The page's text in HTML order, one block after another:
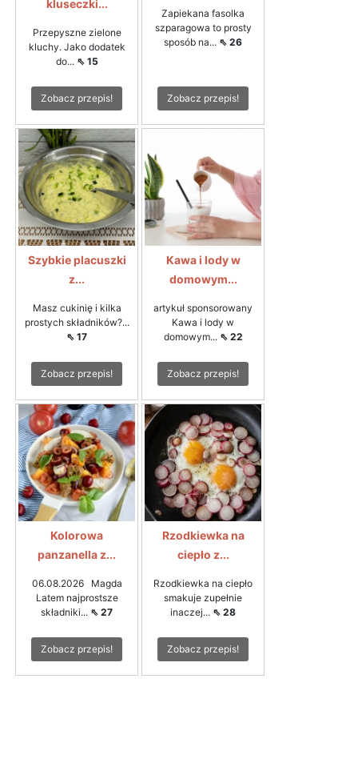
kluseczki...
Przepyszne zielone
kluchy. Jako dodatek
do... ⇖ 15
Zobacz przepis!
Zapiekana fasolka
szparagowa to prosty
sposób na... ⇖ 26
Zobacz przepis!
Szybkie placuszki
z...
Masz cukinię i kilka
prostych składników?...
⇖ 17
Zobacz przepis!
Kawa i lody w
domowym...
artykuł sponsorowany
Kawa i lody w
domowym... ⇖ 22
Zobacz przepis!
Kolorowa
panzanella z...
06.08.2026 Magda
Latem najprostsze
składniki... ⇖ 27
Zobacz przepis!
Rzodkiewka na
ciepło z...
Rzodkiewka na ciepło
smakuje zupełnie
inaczej... ⇖ 28
Zobacz przepis!